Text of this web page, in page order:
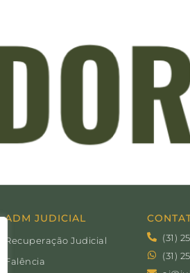
ADM JUDICIAL
Recuperação Judicial
Falência
(31)
(31)